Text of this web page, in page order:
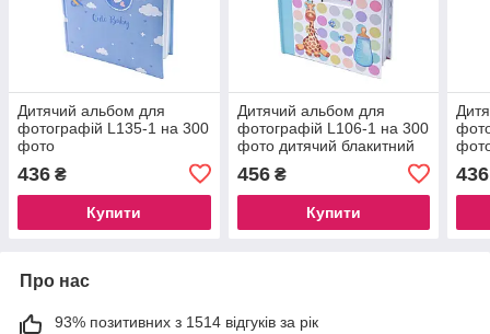
Дитячий альбом для
фотографій L135-1 на 300
фото
436 ₴
Купити
Дитячий альбом для
фотографій L106-1 на 300
фото дитячий блакитний
456₴
Купити
436
Про нас
93% позитивних з 1514 відгуків за рік